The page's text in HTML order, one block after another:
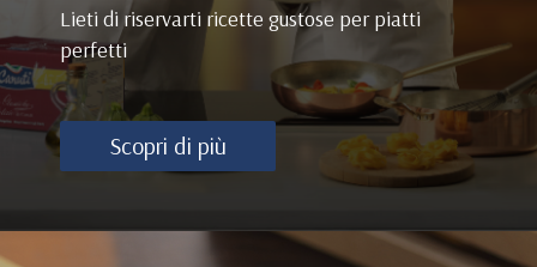
Lieti di riservarti ricette gustose per piatti
perfetti
Scopri di più